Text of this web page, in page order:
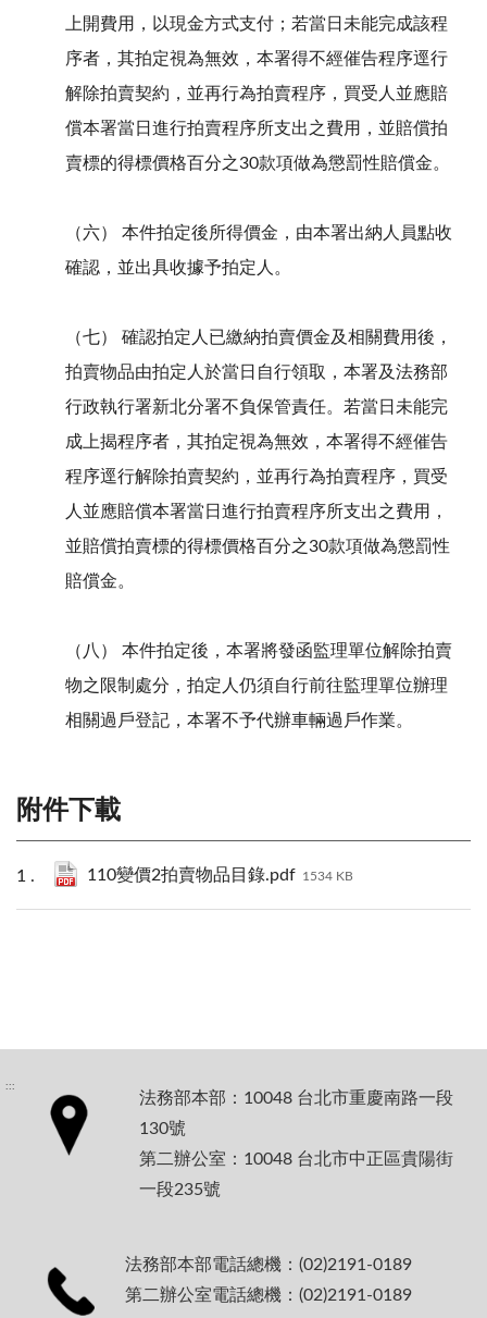
上開費用，以現金方式支付；若當日未能完成該程
序者，其拍定視為無效，本署得不經催告程序逕行
解除拍賣契約，並再行為拍賣程序，買受人並應賠
償本署當日進行拍賣程序所支出之費用，並賠償拍
賣標的得標價格百分之30款項做為懲罰性賠償金。
（六） 本件拍定後所得價金，由本署出納人員點收
確認，並出具收據予拍定人。
（七） 確認拍定人已繳納拍賣價金及相關費用後，
拍賣物品由拍定人於當日自行領取，本署及法務部
行政執行署新北分署不負保管責任。若當日未能完
成上揭程序者，其拍定視為無效，本署得不經催告
程序逕行解除拍賣契約，並再行為拍賣程序，買受
人並應賠償本署當日進行拍賣程序所支出之費用，
並賠償拍賣標的得標價格百分之30款項做為懲罰性
賠償金。
（八） 本件拍定後，本署將發函監理單位解除拍賣
物之限制處分，拍定人仍須自行前往監理單位辦理
相關過戶登記，本署不予代辦車輛過戶作業。
附件下載
110變價2拍賣物品目錄.pdf 1534 KB
:::
法務部本部：10048 台北市重慶南路一段
130號
第二辦公室：10048 台北市中正區貴陽街
一段235號
法務部本部電話總機：(02)2191-0189
第二辦公室電話總機：(02)2191-0189